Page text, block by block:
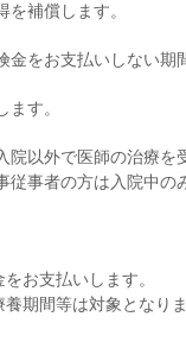
を補償します。
金をお支払いしない期
ます。
院以外で医師の治療を
従事者の方は入院中の
お支払いします。
養期間等は対象となり